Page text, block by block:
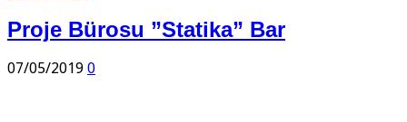
Proje Bürosu ”Statika” Bar
07/05/2019 0